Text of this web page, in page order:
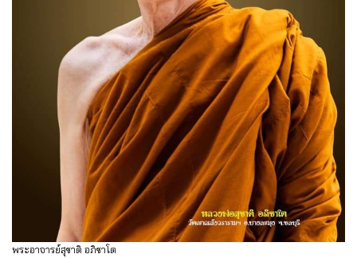
พระอาจารย์สุชาติ อภิชาโต